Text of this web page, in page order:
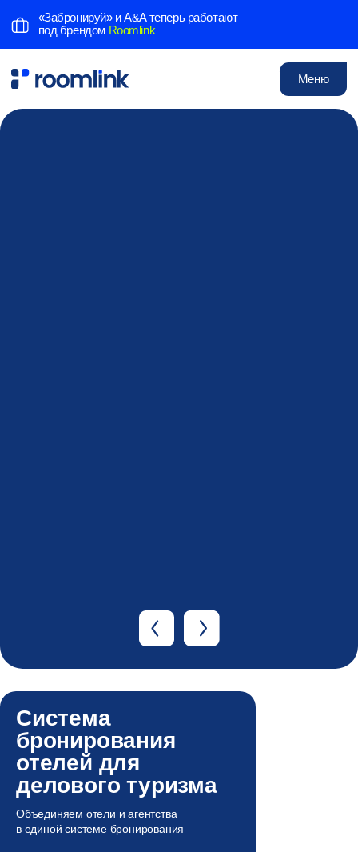
«Забронируй» и A&A теперь работают
под брендомRoomlink
Система
бронирования
отелей для
делового туризма
Объединяем отели и агентства
в единой системе бронирования